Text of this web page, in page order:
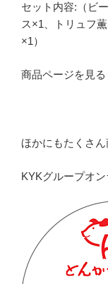
セット内容:（ビ
ス×1、トリュフ
×1）
商品ページを見
ほかにもたくさ
KYKグループオ